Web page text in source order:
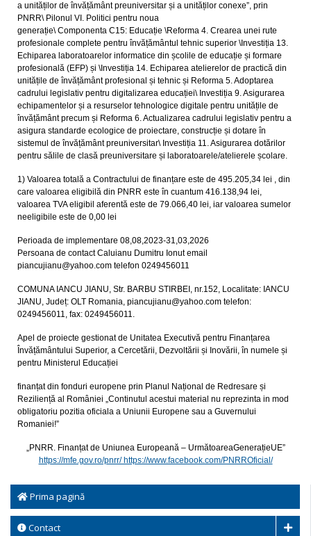
Prima pagină
Contact
a unităților de învățământ preuniversitar și a unităților conexe”, prin
PNRR\ Pilonul VI. Politici pentru noua
generație\ Componenta C15: Educație \Reforma 4. Crearea unei rute
profesionale complete pentru învățământul tehnic superior \Investiția 13.
Echiparea laboratoarelor informatice din școlile de educație și formare
profesională (EFP) și \Investiția 14. Echiparea atelierelor de practică din
unitățile de învățământ profesional și tehnic și Reforma 5. Adoptarea
cadrului legislativ pentru digitalizarea educației\ Investiția 9. Asigurarea
echipamentelor și a resurselor tehnologice digitale pentru unitățile de
învățământ precum și Reforma 6. Actualizarea cadrului legislativ pentru a
asigura standarde ecologice de proiectare, construcție și dotare în
sistemul de învățământ preuniversitar\ Investiția 11. Asigurarea dotărilor
pentru sălile de clasă preuniversitare și laboratoarele/atelierele școlare.
1) Valoarea totală a Contractului de finanțare este de 495.205,34 lei , din
care valoarea eligibilă din PNRR este în cuantum 416.138,94 lei,
valoarea TVA eligibil aferentă este de 79.066,40 lei, iar valoarea sumelor
neeligibile este de 0,00 lei
Perioada de implementare 08,08,2023-31,03,2026
Persoana de contact Caluianu Dumitru Ionut email
piancujianu@yahoo.com telefon 0249456011
COMUNA IANCU JIANU, Str. BARBU STIRBEI, nr.152, Localitate: IANCU
JIANU, Județ: OLT Romania, piancujianu@yahoo.com telefon:
0249456011, fax: 0249456011.
Apel de proiecte gestionat de Unitatea Executivă pentru Finanțarea
Învățământului Superior, a Cercetării, Dezvoltării și Inovării, în numele și
pentru Ministerul Educației
finanțat din fonduri europene prin Planul Național de Redresare și
Reziliență al României „Continutul acestui material nu reprezinta in mod
obligatoriu pozitia oficiala a Uniunii Europene sau a Guvernului
Romaniei!”
„PNRR. Finanțat de Uniunea Europeană – UrmătoareaGenerațieUE”
https://mfe.gov.ro/pnrr/ https://www.facebook.com/PNRROficial/